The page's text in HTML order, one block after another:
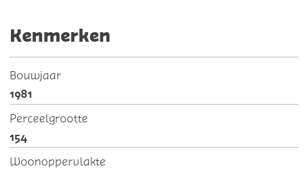
Kenmerken
Bouwjaar
1981
Perceelgrootte
154
Woonoppervlakte